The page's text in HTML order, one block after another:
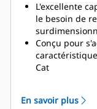
L'excellente
le besoin de
Conçu pour
Cat
En savoir plus